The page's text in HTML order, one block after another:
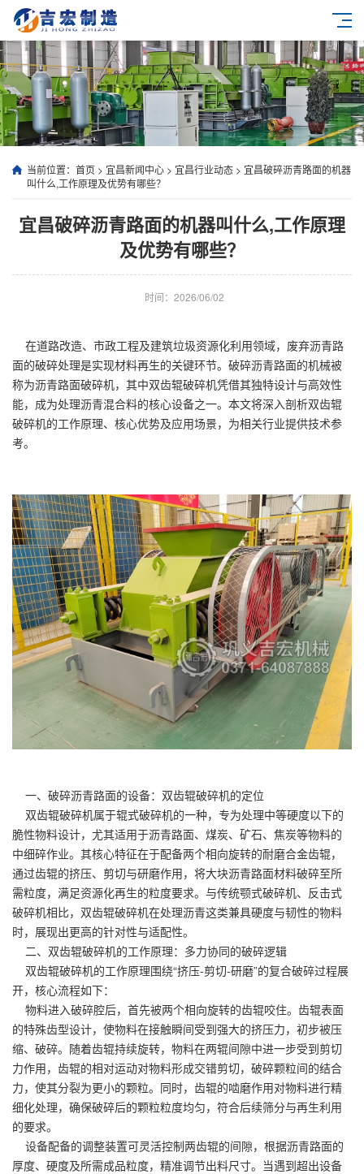
当前位置： 首页 > 宜昌新闻中心 > 宜昌行业动态 > 宜昌破碎沥青路面的机器
叫什么,工作原理及优势有哪些？
宜昌破碎沥青路面的机器叫什么,工作原理
及优势有哪些？
时间：2026/06/02
在道路改造、市政工程及建筑垃圾资源化利用领域，废弃沥青路
面的破碎处理是实现材料再生的关键环节。破碎沥青路面的机械被
称为沥青路面破碎机，其中双齿辊破碎机凭借其独特设计与高效性
能，成为处理沥青混合料的核心设备之一。本文将深入剖析双齿辊
破碎机的工作原理、核心优势及应用场景，为相关行业提供技术参
考。
一、破碎沥青路面的设备：双齿辊破碎机的定位
双齿辊破碎机属于辊式破碎机的一种，专为处理中等硬度以下的
脆性物料设计，尤其适用于沥青路面、煤炭、矿石、焦炭等物料的
中细碎作业。其核心特征在于配备两个相向旋转的耐磨合金齿辊，
通过齿辊的挤压、剪切与研磨作用，将大块沥青路面材料破碎至所
需粒度，满足资源化再生的粒度要求。与传统颚式破碎机、反击式
破碎机相比，双齿辊破碎机在处理沥青这类兼具硬度与韧性的物料
时，展现出更高的针对性与适配性。
二、双齿辊破碎机的工作原理：多力协同的破碎逻辑
双齿辊破碎机的工作原理围绕“挤压-剪切-研磨”的复合破碎过程展
开，核心流程如下：
物料进入破碎腔后，首先被两个相向旋转的齿辊咬住。齿辊表面
的特殊齿型设计，使物料在接触瞬间受到强大的挤压力，初步被压
缩、破碎。随着齿辊持续旋转，物料在两辊间隙中进一步受到剪切
力作用，齿辊的相对运动对物料形成交错剪切，破碎颗粒间的结合
力，使其分裂为更小的颗粒。同时，齿辊的啮磨作用对物料进行精
细化处理，确保破碎后的颗粒粒度均匀，符合后续筛分与再生利用
的要求。
设备配备的调整装置可灵活控制两齿辊的间隙，根据沥青路面的
厚度、硬度及所需成品粒度，精准调节出料尺寸。当遇到超出设备